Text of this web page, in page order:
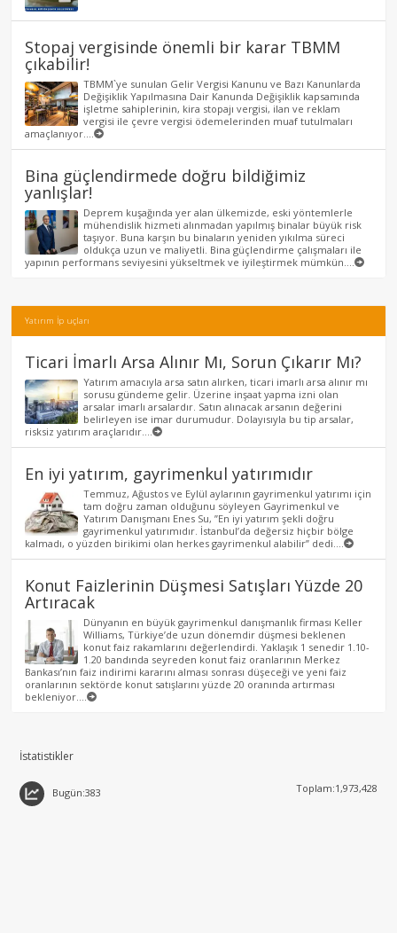
Stopaj vergisinde önemli bir karar TBMM
çıkabilir!
TBMM`ye sunulan Gelir Vergisi Kanunu ve Bazı Kanunlarda
Değişiklik Yapılmasına Dair Kanunda Değişiklik kapsamında
işletme sahiplerinin, kira stopajı vergisi, ilan ve reklam
vergisi ile çevre vergisi ödemelerinden muaf tutulmaları
amaçlanıyor....
Bina güçlendirmede doğru bildiğimiz
yanlışlar!
Deprem kuşağında yer alan ülkemizde, eski yöntemlerle
mühendislik hizmeti alınmadan yapılmış binalar büyük risk
taşıyor. Buna karşın bu binaların yeniden yıkılma süreci
oldukça uzun ve maliyetli. Bina güçlendirme çalışmaları ile
yapının performans seviyesini yükseltmek ve iyileştirmek mümkün....
Yatırım İp uçları
Ticari İmarlı Arsa Alınır Mı, Sorun Çıkarır Mı?
Yatırım amacıyla arsa satın alırken, ticari imarlı arsa alınır mı
sorusu gündeme gelir. Üzerine inşaat yapma izni olan
arsalar imarlı arsalardır. Satın alınacak arsanın değerini
belirleyen ise imar durumudur. Dolayısıyla bu tip arsalar,
risksiz yatırım araçlarıdır....
En iyi yatırım, gayrimenkul yatırımıdır
Temmuz, Ağustos ve Eylül aylarının gayrimenkul yatırımı için
tam doğru zaman olduğunu söyleyen Gayrimenkul ve
Yatırım Danışmanı Enes Su, ”En iyi yatırım şekli doğru
gayrimenkul yatırımıdır. İstanbul’da değersiz hiçbir bölge
kalmadı, o yüzden birikimi olan herkes gayrimenkul alabilir” dedi....
Konut Faizlerinin Düşmesi Satışları Yüzde 20
Artıracak
Dünyanın en büyük gayrimenkul danışmanlık firması Keller
Williams, Türkiye’de uzun dönemdir düşmesi beklenen
konut faiz rakamlarını değerlendirdi. Yaklaşık 1 senedir 1.10-
1.20 bandında seyreden konut faiz oranlarının Merkez
Bankası’nın faiz indirimi kararını alması sonrası düşeceği ve yeni faiz
oranlarının sektörde konut satışlarını yüzde 20 oranında artırması
bekleniyor....
İstatistikler
Bugün:383 Toplam:1,973,428